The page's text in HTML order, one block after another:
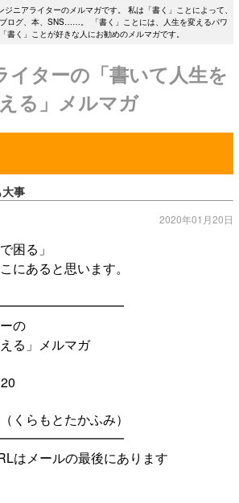
ニアライターのメルマガです。 私は「書く」ことによって、
ログ、本、SNS……。 「書く」ことには、人生を変えるパワ
書く」ことが好きな人にお勧めのメルマガです。
イターの「書いて人生を
る」メルマガ
事
2020年01月20日
困る」
にあると思います。
の
る」メルマガ
くらもとたかふみ）
はメールの最後にあります